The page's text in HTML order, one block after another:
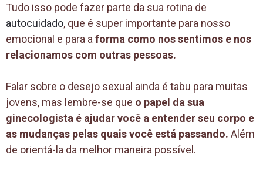
Tudo isso pode fazer parte da sua rotina de
autocuidado, que é super importante para nosso
emocional e para a forma como nos sentimos e nos
relacionamos com outras pessoas.
Falar sobre o desejo sexual ainda é tabu para muitas
jovens, mas lembre-se que o papel da sua
ginecologista é ajudar você a entender seu corpo e
as mudanças pelas quais você está passando. Além
de orientá-la da melhor maneira possível.